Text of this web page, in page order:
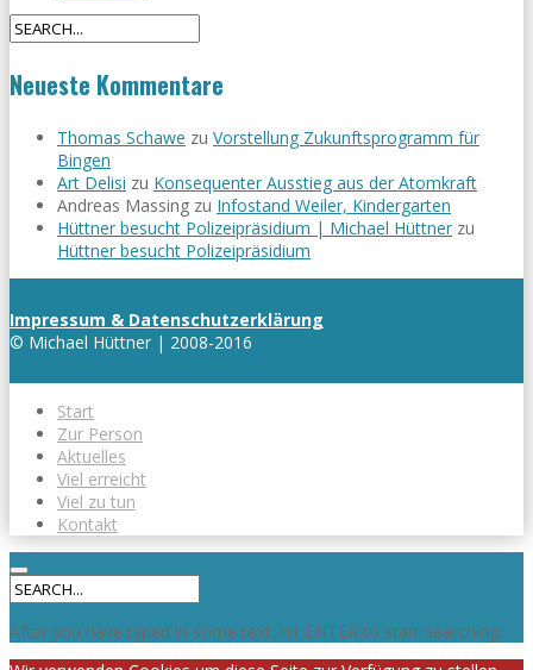
Neueste Kommentare
Thomas Schawe zu Vorstellung Zukunftsprogramm für
Bingen
Art Delisi zu Konsequenter Ausstieg aus der Atomkraft
Andreas Massing zu Infostand Weiler, Kindergarten
Hüttner besucht Polizeipräsidium | Michael Hüttner zu
Hüttner besucht Polizeipräsidium
Impressum & Datenschutzerklärung
© Michael Hüttner | 2008-2016
Start
Zur Person
Aktuelles
Viel erreicht
Viel zu tun
Kontakt
After you have typed in some text, hit ENTER to start searching...